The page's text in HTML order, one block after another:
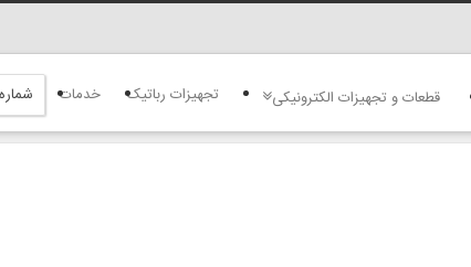
برای
قطعات و تجهیزات الکترونیکی تجهیزات رباتیک خدمات